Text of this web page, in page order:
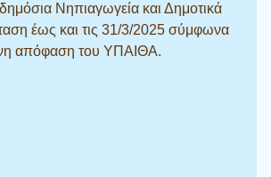
Νηπιαγωγεία και Δημοτικά
έως και τις 31/3/2025 σύμφωνα
απόφαση του ΥΠΑΙΘΑ.